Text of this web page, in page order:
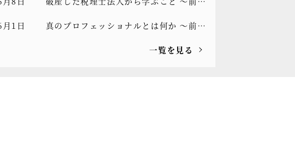
1日
真のプロフェッショナルとは何か ～前
一覧を見る